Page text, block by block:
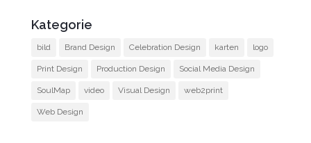
Kategorie
bild Brand Design Celebration Design karten logo
Print Design Production Design Social Media Design
SoulMap video Visual Design web2print
Web Design